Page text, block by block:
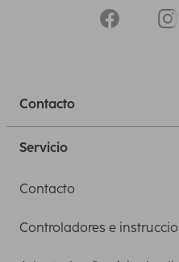
Contacto
Servicio
Contacto
Controladores e